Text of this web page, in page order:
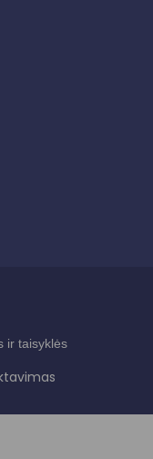
ir taisyklės